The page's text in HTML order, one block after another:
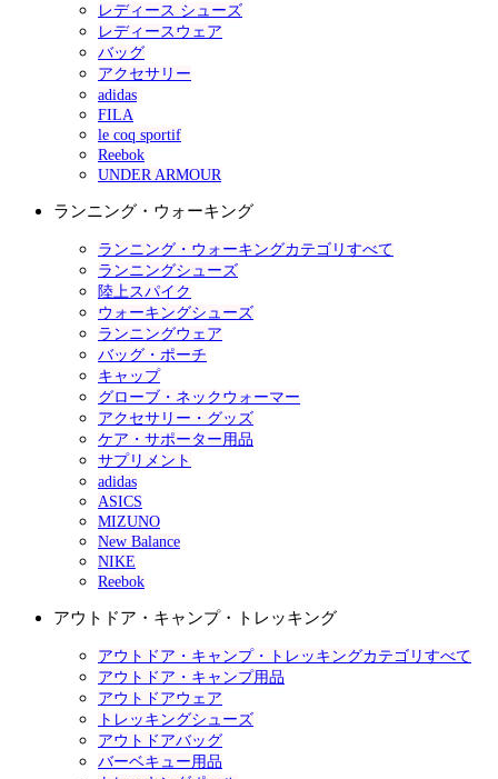
レディース シューズ
レディースウェア
バッグ
アクセサリー
adidas
FILA
le coq sportif
Reebok
UNDER ARMOUR
ランニング・ウォーキング
ランニング・ウォーキングカテゴリすべて
ランニングシューズ
陸上スパイク
ウォーキングシューズ
ランニングウェア
バッグ・ポーチ
キャップ
グローブ・ネックウォーマー
アクセサリー・グッズ
ケア・サポーター用品
サプリメント
adidas
ASICS
MIZUNO
New Balance
NIKE
Reebok
アウトドア・キャンプ・トレッキング
アウトドア・キャンプ・トレッキングカテゴリすべて
アウトドア・キャンプ用品
アウトドアウェア
トレッキングシューズ
アウトドアバッグ
バーベキュー用品